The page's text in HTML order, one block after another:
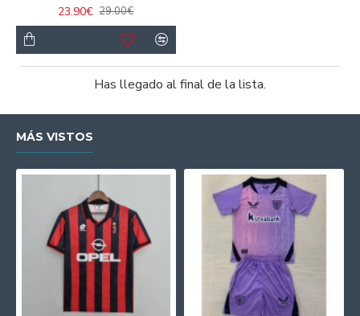
23.90€ 29.00€
Has llegado al final de la lista.
MÁS VISTOS